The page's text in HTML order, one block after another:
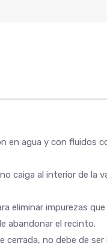
agua y con fluidos
caiga al interior de
eliminar impurezas
abandonar el recinto.
no debe de